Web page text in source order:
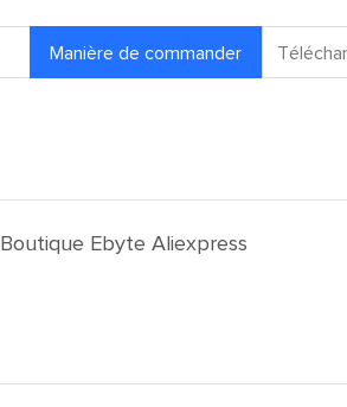
Manière de commander
Boutique Ebyte Aliexpress